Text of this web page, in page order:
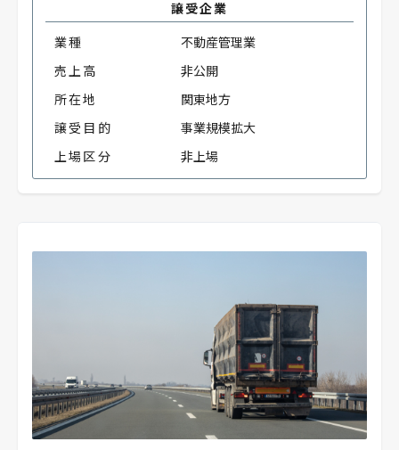
譲受企業
業種
不動産管理業
売上高
非公開
所在地
関東地方
譲受目的
事業規模拡大
上場区分
非上場